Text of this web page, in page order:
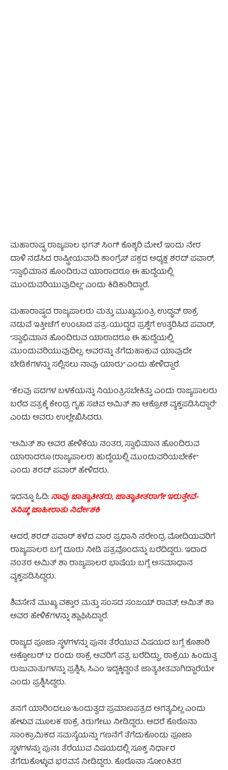
ಮಹಾರಾಷ್ಟ್ರ ರಾಜ್ಯಪಾಲ ಭಗತ್ ಸಿಂಗ್ ಕೊಶ್ಯರಿ ಮೇಲೆ ಇಂದು ನೇರ
ದಾಳಿ ನಡೆಸಿದ ರಾಷ್ಟ್ರೀಯವಾದಿ ಕಾಂಗ್ರೆಸ್ ಪಕ್ಷದ ಅಧ್ಯಕ್ಷ ಶರದ್ ಪವಾರ್,
“ಸ್ವಾಭಿಮಾನ ಹೊಂದಿರುವ ಯಾರಾದರೂ ಈ ಹುದ್ದೆಯಲ್ಲಿ
ಮುಂದುವರಿಯುವುದಿಲ್ಲ” ಎಂದು ಕಿಡಿಕಾರಿದ್ದಾರೆ.
ಮಹಾರಾಷ್ಟ್ರದ ರಾಜ್ಯಪಾಲರು ಮತ್ತು ಮುಖ್ಯಮಂತ್ರಿ ಉದ್ಧವ್ ಠಾಕ್ರೆ
ನಡುವೆ ಇತ್ತೀಚೆಗೆ ಉಂಟಾದ ಪತ್ರ-ಯುದ್ಧದ ಪ್ರಶ್ನೆಗೆ ಉತ್ತರಿಸಿದ ಪವಾರ್,
“ಸ್ವಾಭಿಮಾನ ಹೊಂದಿರುವ ಯಾರಾದರೂ ಈ ಹುದ್ದೆಯಲ್ಲಿ
ಮುಂದುವರಿಯುವುದಿಲ್ಲ. ಅವರನ್ನು ತೆಗೆದುಹಾಕುವ ಯಾವುದೇ
ಬೇಡಿಕೆಗಳನ್ನು ಸಲ್ಲಿಸಲು ನಾವು ಯಾರು” ಎಂದು ಹೇಳಿದ್ದಾರೆ.
“ಕೆಲವು ಪದಗಳ ಬಳಕೆಯನ್ನು ನಿಯಂತ್ರಿಸಬೇಕಿತ್ತು ಎಂದು ರಾಜ್ಯಪಾಲರು
ಬರೆದ ಪತ್ರಕ್ಕೆ ಕೇಂದ್ರ ಗೃಹ ಸಚಿವ ಅಮಿತ್ ಶಾ ಆಕ್ರೋಶ ವ್ಯಕ್ತಪಡಿಸಿದ್ದಾರೆ”
ಎಂದು ಅವರು ಉಲ್ಲೇಖಿಸಿದರು.
“ಅಮಿತ್ ಶಾ ಅವರ ಹೇಳಿಕೆಯ ನಂತರ, ಸ್ವಾಭಿಮಾನ ಹೊಂದಿರುವ
ಯಾರಾದರೂ (ರಾಜ್ಯಪಾಲರ) ಹುದ್ದೆಯಲ್ಲಿ ಮುಂದುವರಿಯಬೇಕೇ”
ಎಂದು ಶರದ್ ಪವಾರ್ ಹೇಳಿದರು.
ಇದನ್ನೂ ಓದಿ:ನಾವು ಜಾತ್ಯಾತೀತರು, ಜಾತ್ಯಾತೀತರಾಗೇ ಇರುತ್ತೇವೆ-
ತನಿಷ್ಕ್ ಜಾಹೀರಾತು ನಿರ್ದೇಶಕಿ
ಆದರೆ, ಶರದ್ ಪವಾರ್ ಕಳೆದ ವಾರ ಪ್ರಧಾನಿ ನರೇಂದ್ರ ಮೋದಿಯವರಿಗೆ
ರಾಜ್ಯಪಾಲರ ಬಗ್ಗೆ ದೂರು ನೀಡಿ ಪತ್ರವೊಂದನ್ನು ಬರೆದಿದ್ದರು. ಇದಾದ
ನಂತರ ಅಮಿತ್ ಶಾ ರಾಜ್ಯಪಾಲರ ಭಾಷೆಯ ಬಗ್ಗೆ ಅಸಮಾಧಾನ
ವ್ಯಕ್ತಪಡಿಸಿದ್ದರು.
ಶಿವಸೇನೆ ಮುಖ್ಯ ವಕ್ತಾರ ಮತ್ತು ಸಂಸದ ಸಂಜಯ್ ರಾವತ್, ಅಮಿತ್ ಶಾ
ಅವರ ಹೇಳಿಕೆಗಳನ್ನು ಶ್ಲಾಘಿಸಿದ್ದಾರೆ.
ರಾಜ್ಯದ ಪೂಜಾ ಸ್ಥಳಗಳನ್ನು ಪುನಃ ತೆರೆಯುವ ವಿಷಯದ ಬಗ್ಗೆ ಕೊಶಾರಿ
ಅಕ್ಟೋಬರ್ 12 ರಂದು ಠಾಕ್ರೆ ಅವರಿಗೆ ಪತ್ರ ಬರೆದಿದ್ದು, ಠಾಕ್ರೆಯ ಹಿಂದುತ್ವ
ರುಜುವಾತುಗಳನ್ನು ಪ್ರಶ್ನಿಸಿ, ಸಿಎಂ ಇದ್ದಕ್ಕಿದ್ದಂತೆ ಜಾತ್ಯತೀತವಾಗಿದ್ದಾರೆಯೇ
ಎಂದು ಪ್ರಶ್ನಿಸಿದ್ದರು.
ತನಗೆ ಯಾರಿಂದಲೂ ‘ಹಿಂದುತ್ವದ’ ಪ್ರಮಾಣಪತ್ರದ ಅಗತ್ಯವಿಲ್ಲ ಎಂದು
ಹೇಳುವ ಮೂಲಕ ಠಾಕ್ರೆ ತಿರುಗೇಟು ನೀಡಿದ್ದರು. ಆದರೆ ಕೊರೊನಾ
ಸಾಂಕ್ರಾಮಿಕದ ಸಮಸ್ಯೆಯನ್ನು ಗಣನೆಗೆ ತೆಗೆದುಕೊಂಡು ಪೂಜಾ
ಸ್ಥಳಗಳನ್ನು ಪುನಃ ತೆರೆಯುವ ವಿಷಯದಲ್ಲಿ ಸೂಕ್ತ ನಿರ್ಧಾರ
ತೆಗೆದುಕೊಳ್ಳುವ ಭರವಸೆ ನೀಡಿದ್ದರು. ಕೊರೊನಾ ಸೋಂಕಿತರ